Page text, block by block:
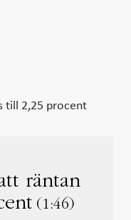
till 2,25 procent
räntan
1:46